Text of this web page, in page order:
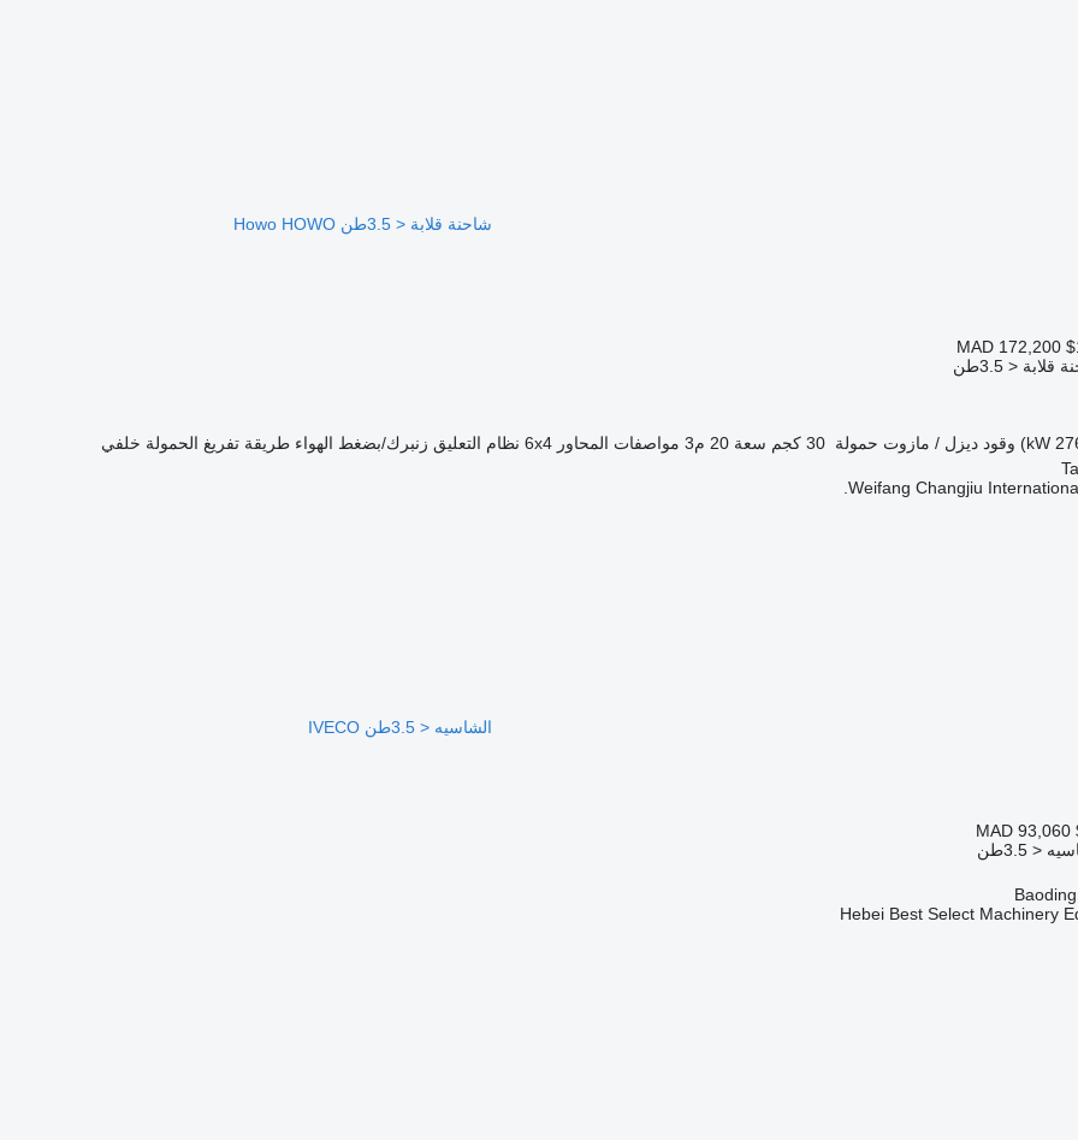
شاحنة قلابة < 3.5طن Howo HOWO
MAD 172,200
< 3.5طن
وقود ديزل / مازوت حمولة 30 كجم سعة 20 م3 مواصفات المحاور 6x4 نظام التعليق زنبرك/بضغط الهواء طريقة تفريغ الحمولة خلفي
Weifang Changjiu
الشاسيه < 3.5طن IVECO
MAD 93,060
< 3.5طن
Hebei Best Select Machinery